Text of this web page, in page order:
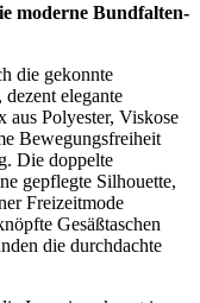
moderne Bundfalten-
die gekonnte
elegante
Polyester, Viskose
Bewegungsfreiheit
Die doppelte
gepflegte Silhouette,
Freizeitmode
Gesäßtaschen
die durchdachte